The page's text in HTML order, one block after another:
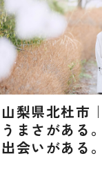
山梨県北杜市
うまさがある
出会いがある。